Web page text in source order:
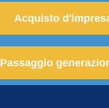
Acquisto
Passaggio